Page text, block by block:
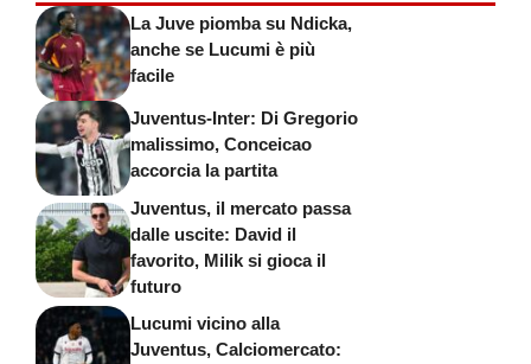
La Juve piomba su Ndicka,
anche se Lucumi è più
facile
Juventus-Inter: Di Gregorio
malissimo, Conceicao
accorcia la partita
Juventus, il mercato passa
dalle uscite: David il
favorito, Milik si gioca il
futuro
Lucumi vicino alla
Juventus, Calciomercato: